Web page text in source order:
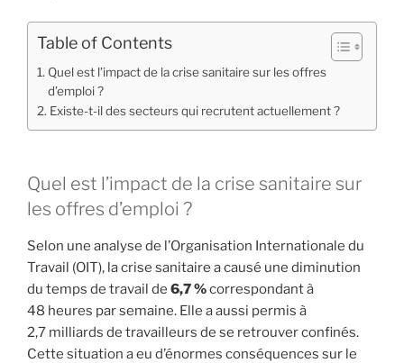
Table of Contents
Quel est l’impact de la crise sanitaire sur les offres
d’emploi ?
Existe-t-il des secteurs qui recrutent actuellement ?
Quel est l’impact de la crise sanitaire sur
les offres d’emploi ?
Selon une analyse de l’Organisation Internationale du
Travail (OIT), la crise sanitaire a causé une diminution
du temps de travail de 6,7 %correspondant à
48 heures par semaine. Elle a aussi permis à
2,7 milliards de travailleurs de se retrouver confinés.
Cette situation a eu d’énormes conséquences sur le